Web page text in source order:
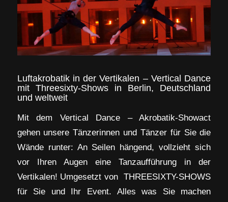
Luftakrobatik in der Vertikalen – Vertical Dance
mit Threesixty-Shows in Berlin, Deutschland
und weltweit
Mit dem Vertical Dance – Akrobatik-Showact
gehen unsere Tänzerinnen und Tänzer für Sie die
Wände runter: An Seilen hängend, vollzieht sich
vor Ihren Augen eine Tanzaufführung in der
Vertikalen! Umgesetzt von THREESIXTY-SHOWS
für Sie und Ihr Event. Alles was Sie machen